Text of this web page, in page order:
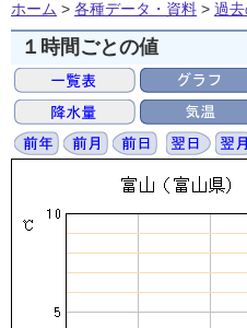
ホーム > 各種データ・資料 > 過
１時間ごとの値